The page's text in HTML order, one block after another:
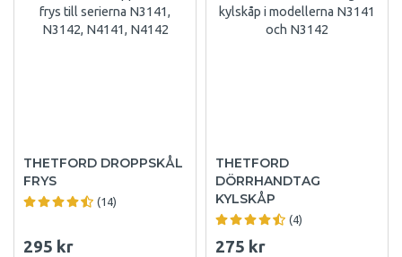
THETFORD DROPPSKÅL
FRYS
(14)
295 kr
THETFORD
DÖRRHANDTAG
KYLSKÅP
(4)
275 kr